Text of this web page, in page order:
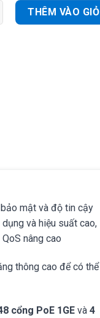
4X-EU | Switch
THÊM VÀO
mật và độ tin cậy
và hiệu suất cao,
nâng cao
thông cao để có thể
cổng PoE 1GE và 4